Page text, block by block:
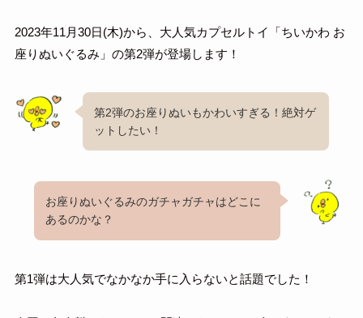
2023年11月30日(木)から、大人気カプセルトイ「ちいかわ お
座りぬいぐるみ」の第2弾が登場します！
第2弾のお座りぬいもかわいすぎる！絶対ゲ
ットしたい！
お座りぬいぐるみのガチャガチャはどこに
あるのかな？
第1弾は大人気でなかなか手に入らないと話題でした！